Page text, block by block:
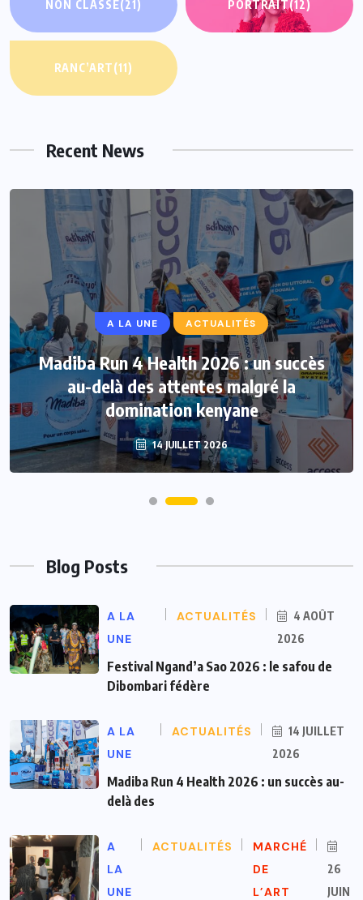
NON CLASSÉ(21) PORTRAIT(12)
RANC’ART(11)
Recent News
A LA UNE ACTUALITÉS
Madiba Run 4 Health 2026 : un succès
au-delà des attentes malgré la
domination kenyane
14 JUILLET 2026
Blog Posts
A LA
UNE
ACTUALITÉS
4 AOÛT
2026
Festival Ngand’a Sao 2026 : le safou de
Dibombari fédère
A LA
UNE
ACTUALITÉS
14 JUILLET
2026
Madiba Run 4 Health 2026 : un succès au-
delà des
A
LA
UNE
ACTUALITÉS
MARCHÉ
DE
L’ART
26
JUIN